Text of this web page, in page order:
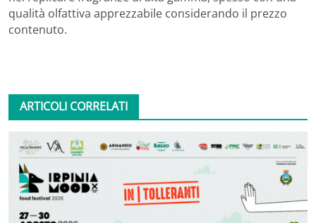
qualità olfattiva apprezzabile considerando il prezzo
contenuto.
ARTICOLI CORRELATI